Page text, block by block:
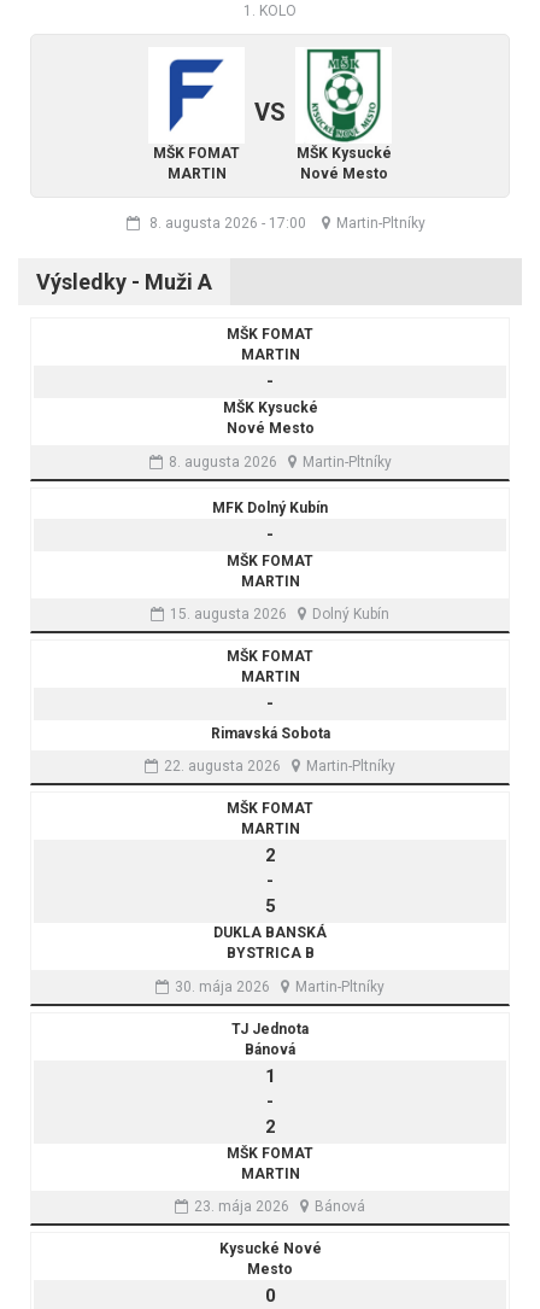
1. KOLO
MŠK FOMAT
MARTIN
VS
MŠK Kysucké
Nové Mesto
8. augusta 2026 - 17:00 Martin-Pltníky
Výsledky - Muži A
MŠK FOMAT
MARTIN
-
MŠK Kysucké
Nové Mesto
8. augusta 2026
Martin-Pltníky
MFK Dolný Kubín
-
MŠK FOMAT
MARTIN
15. augusta 2026
Dolný Kubín
MŠK FOMAT
MARTIN
-
Rimavská Sobota
22. augusta 2026
Martin-Pltníky
MŠK FOMAT
MARTIN
2
-
5
DUKLA BANSKÁ
BYSTRICA B
30. mája 2026
Martin-Pltníky
TJ Jednota
Bánová
1
-
2
MŠK FOMAT
MARTIN
23. mája 2026
Bánová
Kysucké Nové
Mesto
0